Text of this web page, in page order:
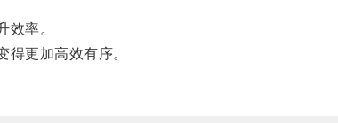
率。
更加高效有序。